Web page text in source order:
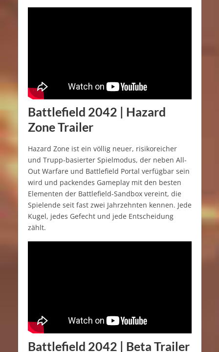
Battlefield 2042 | Hazard
Zone Trailer
Hazard Zone ist ein völlig neuer, risikoreicher
und Trupp-basierter Spielmodus, der neben All-
Out Warfare und Battlefield Portal verfügbar sein
wird und packendes Gameplay mit den besten
Elementen der Battlefield-Sandbox vereint, die
Spielende seit fast zwei Jahrzehnten kennen. Jede
Kugel, jedes Gefecht und jede Entscheidung
zählt.
Battlefield 2042 | Beta Trailer